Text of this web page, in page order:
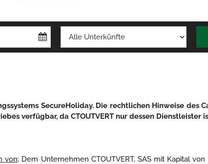
SecureHoliday. Die rechtlichen Hinweise des
verfügbar, da CTOUTVERT nur dessen Dienstleister
von: Dem Unternehmen CTOUTVERT, SAS mit Kapital von